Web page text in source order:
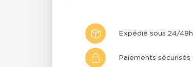
Expédié sous 24/48h
Paiements sécurisés